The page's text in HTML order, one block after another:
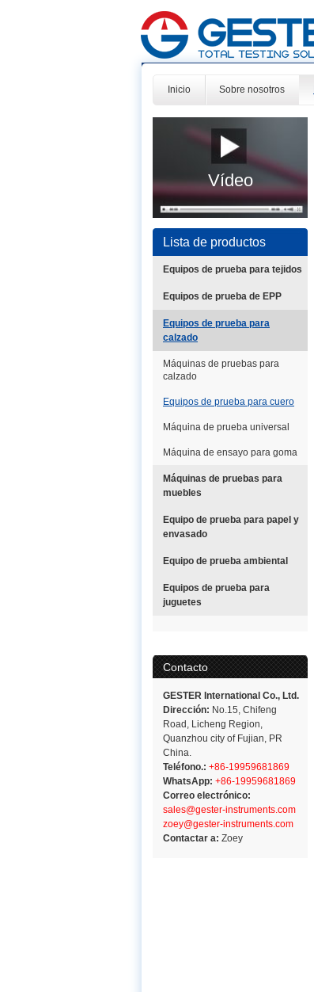
Inicio Sobre nosotros
Vídeo
Lista de productos
Equipos de prueba para tejidos
Equipos de prueba de EPP
Equipos de prueba para
calzado
Máquinas de pruebas para
calzado
Equipos de prueba para cuero
Máquina de prueba universal
Máquina de ensayo para goma
Máquinas de pruebas para
muebles
Equipo de prueba para papel y
envasado
Equipo de prueba ambiental
Equipos de prueba para
juguetes
Contacto
GESTER International Co., Ltd.
Dirección: No.15, Chifeng
Road, Licheng Region,
Quanzhou city of Fujian, PR
China.
Teléfono.: +86-19959681869
WhatsApp: +86-19959681869
Correo electrónico:
sales@gester-instruments.com
zoey@gester-instruments.com
Contactar a: Zoey